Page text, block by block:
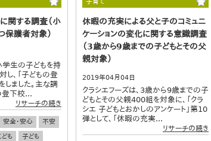
に関する調査（小
保護者対象）
学生の子どもを持
、「子どもの登
しました。主な調
登下校...
リサーチの続き
安全・安心
不安
ども 子ども
休暇の充実による父と子のコミュニ
ケーションの変化に関する意識調査
（3歳から9歳までの子どもとその父
親対象）
2019年04月04日
クラシエフーズは、3歳から9歳までの子
どもとその父親400組を対象に、「クラ
シエ 子どもとおかしのアンケート」第10
弾として、「休暇の充実...
リサーチの続き